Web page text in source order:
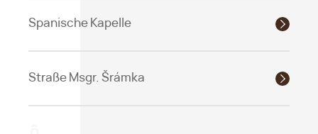
Spanische Kapelle
Straße Msgr. Šrámka